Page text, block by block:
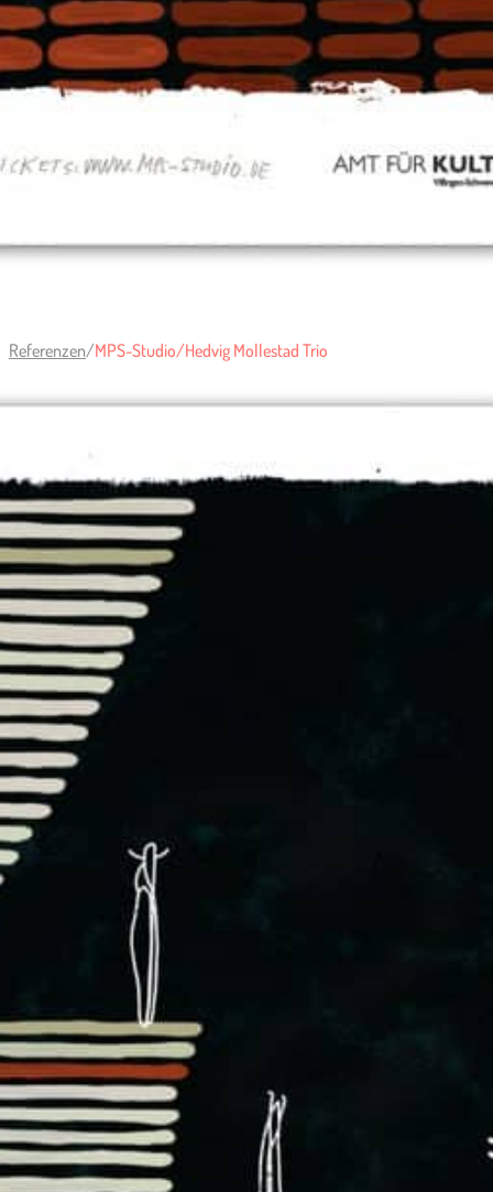
Referenzen/MPS-Studio/Hedvig Mollestad Trio
MPS-Studio/Hedvig Mollestad Trio
Umfang:
Plakat DIN A1, Social Media Files, Grafik & Illustration,
Schrift.
Plakat, Flyer und Social Media Files für die
Veranstaltung mit dem norwegischen
Mollestad Trio
in Villingen.
Neben der Illustration für das Plakat entwickelte ich
einen eigenen Schriftsatz, den
:)